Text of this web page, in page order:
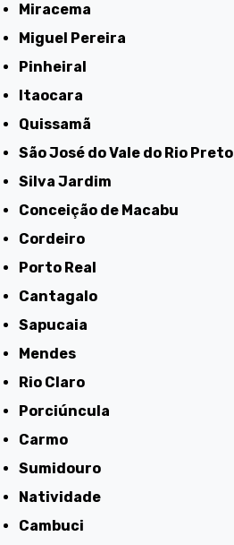
Miracema
Miguel Pereira
Pinheiral
Itaocara
Quissamã
São José do Vale do Rio Preto
Silva Jardim
Conceição de Macabu
Cordeiro
Porto Real
Cantagalo
Sapucaia
Mendes
Rio Claro
Porciúncula
Carmo
Sumidouro
Natividade
Cambuci